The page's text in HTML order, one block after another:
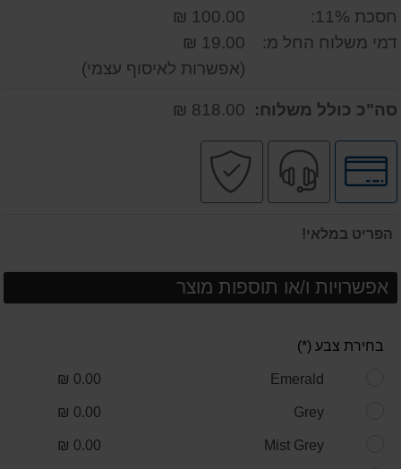
חסכת 11%:
100.00 ₪
דמי משלוח החל מ:
19.00 ₪
(אפשרות לאיסוף עצמי)
סה"כ כולל משלוח: 818.00 ₪
לחץ
לאפשרויות
תשלומים
שירות
מקצועי
הפריט במלאי!
אפשרויות ו/או תוספות מוצר
בחירת צבע (*)
Emerald
0.00 ₪
Grey
0.00 ₪
Mist Grey
0.00 ₪